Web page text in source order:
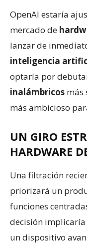
OpenAI estaría
mercado de
lanzar de
inteligencia
optaría por
inalámbricos más
más ambicioso
UN GIRO
HARDWARE
Una filtración
priorizará un
funciones
decisión
un dispositivo